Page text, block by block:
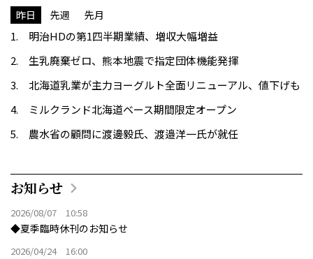
昨日 先週 先月
明治HDの第1四半期業績、増収大幅増益
生乳廃棄ゼロ、熊本地震で指定団体機能発揮
北海道乳業が主力ヨーグルト全面リニューアル、値下げも
ミルクランド北海道ベース期間限定オープン
農水省の顧問に渡邊毅氏、渡邉洋一氏が就任
お知らせ
2026/08/07 10:58
◆夏季臨時休刊のお知らせ
2026/04/24 16:00